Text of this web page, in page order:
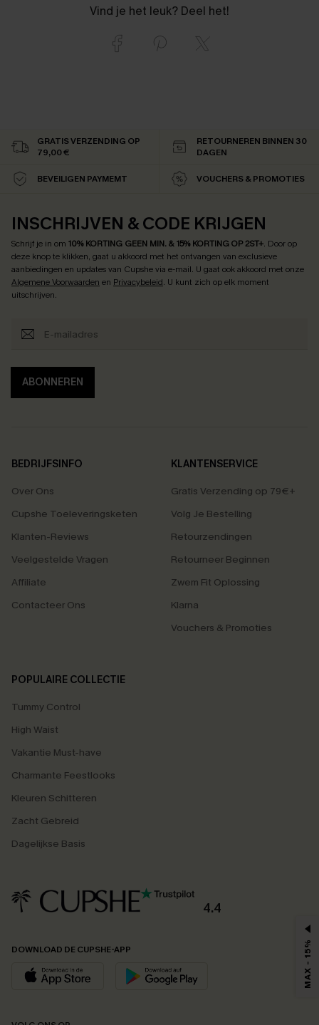
Vind je het leuk? Deel het!
GRATIS VERZENDING OP
79,00 €
RETOURNEREN BINNEN 30
DAGEN
BEVEILIGEN PAYMEMT VOUCHERS & PROMOTIES
INSCHRIJVEN & CODE KRIJGEN
Schrijf je in om 10% KORTING GEEN MIN. & 15% KORTING OP 2ST+. Door op
deze knop te klikken, gaat u akkoord met het ontvangen van exclusieve
aanbiedingen en updates van Cupshe via e-mail. U gaat ook akkoord met onze
Algemene Voorwaarden en Privacybeleid. U kunt zich op elk moment
uitschrijven.
ABONNEREN
BEDRIJFSINFO
Over Ons
Cupshe Toeleveringsketen
Klanten-Reviews
Veelgestelde Vragen
Affiliate
Contacteer Ons
KLANTENSERVICE
Gratis Verzending op 79€+
Volg Je Bestelling
Retourzendingen
Retourneer Beginnen
Zwem Fit Oplossing
Klarna
Vouchers & Promoties
POPULAIRE COLLECTIE
Tummy Control
High Waist
Vakantie Must-have
Charmante Feestlooks
Kleuren Schitteren
Zacht Gebreid
Dagelijkse Basis
4.4
DOWNLOAD DE CUPSHE-APP MAX - 15%